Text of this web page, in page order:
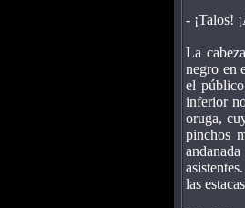
- ¡Talos!
La
negro en
el
inferior
oruga,
pinchos
las